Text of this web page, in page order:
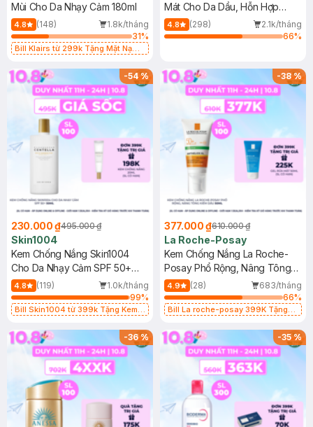
Mùi Cho Da Nhạy Cảm 180ml
4.8 (148)
1.8k/tháng
31%
Bill Klairs từ 299k Tặng Mặt Nạ
25ml (SL Có Hạn)
Mát Cho Da Dầu, Hỗn Hợp
400ml
4.8 (298)
2.1k/tháng
66%
-54%
230.000 ₫495.000 ₫
Skin1004
Kem Chống Nắng Skin1004
Cho Da Nhạy Cảm SPF 50+
50ml
4.8 (119)
1.0k/tháng
99%
Bill Skin1004 từ 399k Tặng Kem
SPF 50+ 20ml (SL Có Hạn)
-38%
377.000 ₫610.000 ₫
La Roche-Posay
Kem Chống Nắng La Roche-
Posay Phổ Rộng, Nâng Tông
Kiềm Dầu 50ml
4.9 (28)
683/tháng
66%
Bill La roche-posay 399K Tặng
(SL có hạn)
-36% -35%